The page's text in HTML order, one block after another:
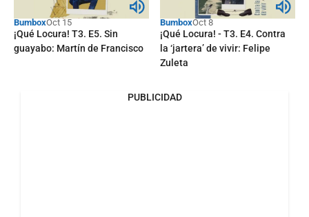
BumboxOct 15
¡Qué Locura! T3. E5. Sin
guayabo: Martín de Francisco
BumboxOct 8
¡Qué Locura! - T3. E4. Contra
la ‘jartera’ de vivir: Felipe
Zuleta
PUBLICIDAD